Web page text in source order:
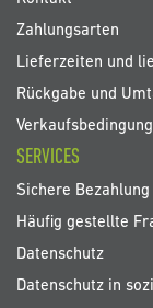
Zahlungsarten
Lieferzeiten und
Rückgabe und
SERVICES
Sichere Bezahlung
Häufig gestellte
Datenschutz
Datenschutz in